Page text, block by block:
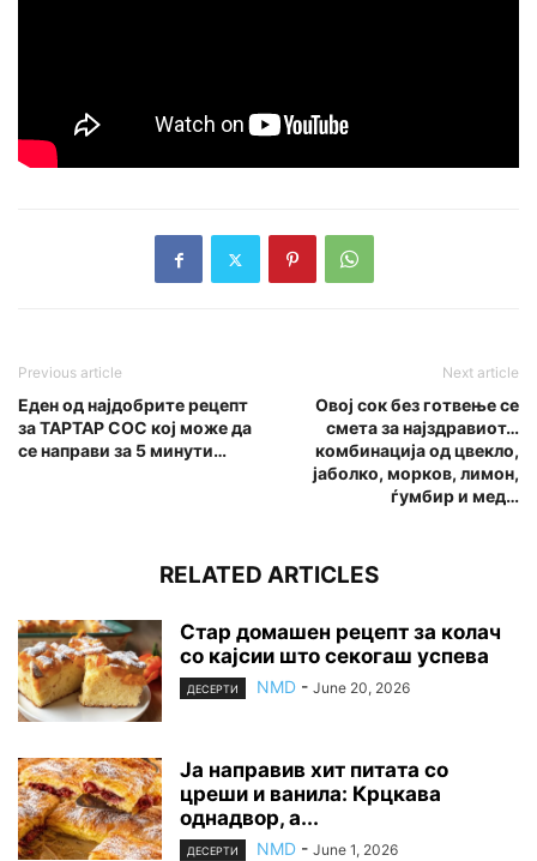
Previous article
Еден од најдобрите рецепт
за ТАРТАР СОС кој може да
се направи за 5 минути…
Next article
Овој сок без готвење се
смета за најздравиот…
комбинација од цвекло,
јаболко, морков, лимон,
ѓумбир и мед…
RELATED ARTICLES
Стар домашен рецепт за колач
со кајсии што секогаш успева
ДЕСЕРТИ NMD - June 20, 2026
Ја направив хит питата со
цреши и ванила: Крцкава
однадвор, а...
ДЕСЕРТИ NMD - June 1, 2026